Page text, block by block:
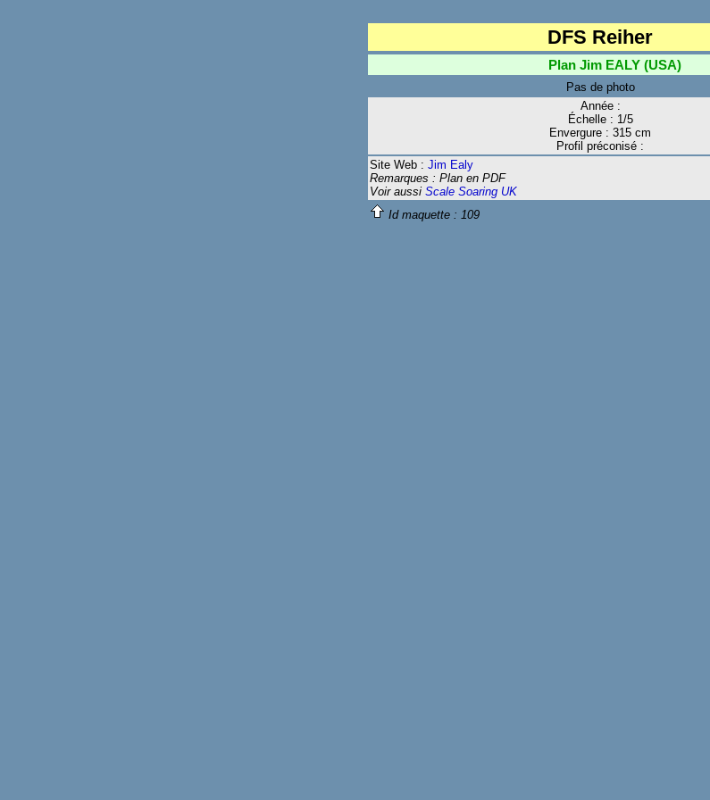
DFS Reiher
Plan Jim EALY (USA)
Pas de photo
Année :
Échelle : 1/5
Envergure : 315 cm
Profil préconisé :
Site Web : Jim Ealy
Remarques : Plan en PDF
Voir aussi Scale Soaring UK
Id maquette : 109